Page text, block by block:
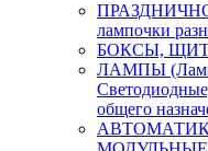
лампочки
БОКСЫ,
ЛАМПЫ
общего